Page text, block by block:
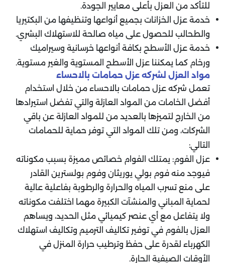
للتأكد من العزل بأعلى معايير الجودة.
خدمة عزل الخزانات بجميع أنواعها وتنظيفها من البكتيريا
والطحالب للحصول على مياه صالحة للاستهلاك البشري.
خدمة عزل الأسطح بكافة أنواعها خرسانية وسيراميك
ورخام كما يمكننا عزل الأسطح المستوية والغير مستوية.
مواد العزل لشركه عزل حمامات بالاحساء
تعمل شركه عزل حمامات بالاحساء من خلال استخدام
أفضل الخامات من المواد العازلة والتي تفضل استيرادها
من الخارج لتميزها بالعديد من للمواد العازلة عن باقي
الشركات، ومن تلك المواد التي توفر حماية للحمامات
التالي:
عزل الفوم: يمتلك الفوام خصائص مميزة بسبب مكوناته
فيوجد منه فوم بولي يوريثان وفوم بولسترين القادر
على منع تسرب المياه والحرارة والرطوبة بفاعلية عالية
لحماية المباني والمنشآت الكبيرة مهما اختلفت مكوناته
ولا يتفاعل مع أي عنصر كيميائي مثل الحديد، ويساهم
العزل بالفوم في توفير تكاليف الترميم وتكاليف استهلاك
الكهرباء لقدرة على حفظ وترطيب حرارة المنزل في
الأوقات الصيفية الحارة.